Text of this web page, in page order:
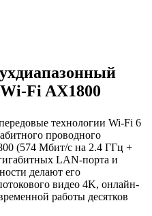
Fi AX1800
технологии Wi-Fi 6
проводного
(574 Мбит/с на 2.4 ГГц +
LAN-порта и
делают его
видео 4K, онлайн-
работы десятков